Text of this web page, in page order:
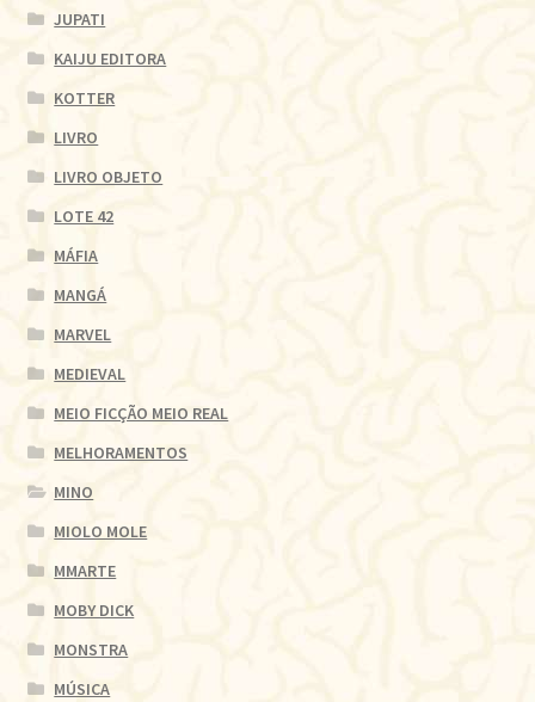
JUPATI
KAIJU EDITORA
KOTTER
LIVRO
LIVRO OBJETO
LOTE 42
MÁFIA
MANGÁ
MARVEL
MEDIEVAL
MEIO FICÇÃO MEIO REAL
MELHORAMENTOS
MINO
MIOLO MOLE
MMARTE
MOBY DICK
MONSTRA
MÚSICA